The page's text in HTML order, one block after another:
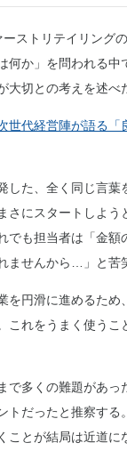
ストリテイリング
か」を問われる中
切との考えを述べ
世代経営陣が語る
た、全く同じ言葉
さにスタートしよう
でも担当者は「金額
ませんから…」と苦
円滑に進めるため
これをうまく使うこ
多くの難題があっ
だったと推察する
とが結局は近道に